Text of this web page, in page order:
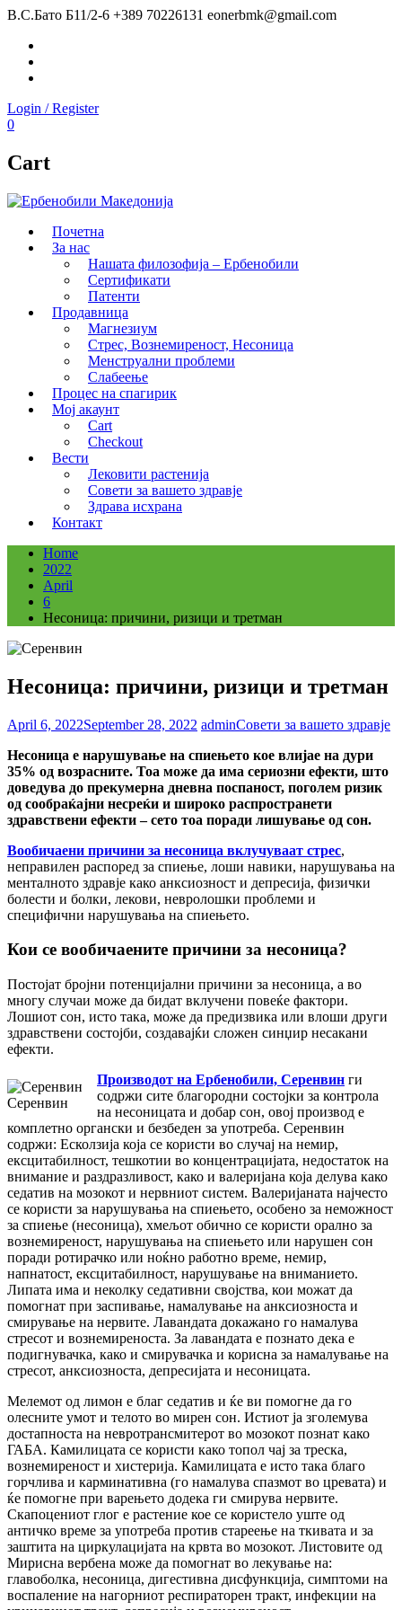
В.С.Бато Б11/2-6 +389 70226131 eonerbmk@gmail.com
Login / Register
0
Cart
Почетна
За нас
Нашата филозофија – Ербенобили
Сертификати
Патенти
Продавница
Магнезиум
Стрес, Вознемиреност, Несоница
Менструални проблеми
Слабеење
Процес на спагирик
Мој акаунт
Cart
Checkout
Вести
Лековити растенија
Совети за вашето здравје
Здрава исхрана
Контакт
Home
2022
April
6
Несоница: причини, ризици и третман
Несоница: причини, ризици и третман
April 6, 2022September 28, 2022 adminСовети за вашето здравје
Несоница е нарушување на спиењето кое влијае на дури
35% од возрасните. Тоа може да има сериозни ефекти, што
доведува до прекумерна дневна поспаност, поголем ризик
од сообраќајни несреќи и широко распространети
здравствени ефекти – сето тоа поради лишување од сон.
Вообичаени причини за несоница вклучуваат стрес,
неправилен распоред за спиење, лоши навики, нарушувања на
менталното здравје како анксиозност и депресија, физички
болести и болки, лекови, невролошки проблеми и
специфични нарушувања на спиењето.
Кои се вообичаените причини за несоница?
Постојат бројни потенцијални причини за несоница, а во
многу случаи може да бидат вклучени повеќе фактори.
Лошиот сон, исто така, може да предизвика или влоши други
здравствени состојби, создавајќи сложен синџир несакани
ефекти.
Серенвин
Производот на Ербенобили, Серенвин ги
содржи сите благородни состојки за контрола
на несоницата и добар сон, овој производ е
комплетно органски и безбеден за употреба. Серенвин
содржи: Есколзија која се користи во случај на немир,
ексцитабилност, тешкотии во концентрацијата, недостаток на
внимание и раздразливост, како и валеријана која делува како
седатив на мозокот и нервниот систем. Валеријаната најчесто
се користи за нарушувања на спиењето, особено за неможност
за спиење (несоница), хмељот обично се користи орално за
вознемиреност, нарушувања на спиењето или нарушен сон
поради ротирачко или ноќно работно време, немир,
напнатост, ексцитабилност, нарушување на вниманието.
Липата има и неколку седативни својства, кои можат да
помогнат при заспивање, намалување на анксиозноста и
смирување на нервите. Лавандата докажано го намалува
стресот и вознемиреноста. За лавандата е познато дека е
подигнувачка, како и смирувачка и корисна за намалување на
стресот, анксиозноста, депресијата и несоницата.
Мелемот од лимон е благ седатив и ќе ви помогне да го
олесните умот и телото во мирен сон. Истиот ја зголемува
достапноста на невротрансмитерот во мозокот познат како
ГАБА. Камилицата се користи како топол чај за треска,
вознемиреност и хистерија. Камилицата е исто така благо
горчлива и карминативна (го намалува спазмот во цревата) и
ќе помогне при варењето додека ги смирува нервите.
Скапоцениот глог е растение кое се користело уште од
античко време за употреба против стареење на ткивата и за
заштита на циркулацијата на крвта во мозокот. Листовите од
Мирисна вербена може да помогнат во лекување на:
главоболка, несоница, дигестивна дисфункција, симптоми на
воспаление на нагорниот респираторен тракт, инфекции на